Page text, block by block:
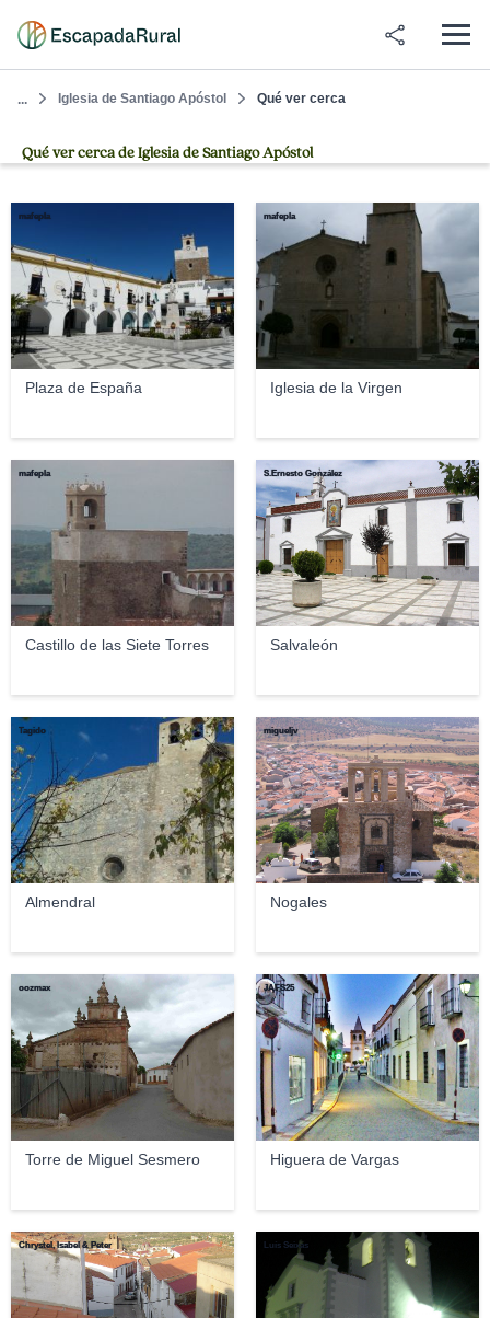
... Iglesia de Santiago Apóstol Qué ver cerca
Qué ver cerca de Iglesia de Santiago Apóstol
Plaza de España
mafepla
Iglesia de la Virgen
mafepla
Castillo de las Siete Torres
mafepla
Salvaleón
S.Ernesto González
Almendral
Tagido
Nogales
migueljv
Torre de Miguel Sesmero
oozmax
Higuera de Vargas
JAFS25
Chrystel, Isabel & Peter Luís Seixas